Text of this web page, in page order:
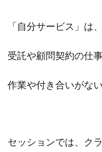
「自分サービス」は、
受託や顧問契約の仕事
作業や付き合いがない
セッションでは、ク